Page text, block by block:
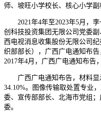
师、坡旺小学校长、核心小学副
2021年4年至2023年5月，李
创科技投资集团无限公司党委
西电视消息收集股份无限公司
织部部长），广西广电通知布
2017年4月，广西广电通知布告
广西广电通知布告，材料显
34.10%。图像传输取处置专业
委、宣传部部长、北海市党组
委。